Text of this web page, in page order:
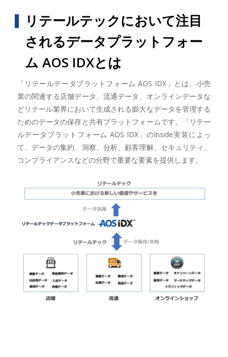
リテールテックにおいて注目
されるデータプラットフォー
ム AOS IDXとは
「リテールデータプラットフォーム AOS IDX」とは、小売
業の関連する店舗データ、流通データ、オンラインデータな
どリテール業界において生成される膨大なデータを管理する
ためのデータの保存と共有プラットフォームです。「リテー
ルデータプラットフォーム AOS IDX」のInside実装によっ
て、データの集約、洞察、分析、顧客理解、セキュリティ、
コンプライアンスなどの分野で重要な要素を提供します。